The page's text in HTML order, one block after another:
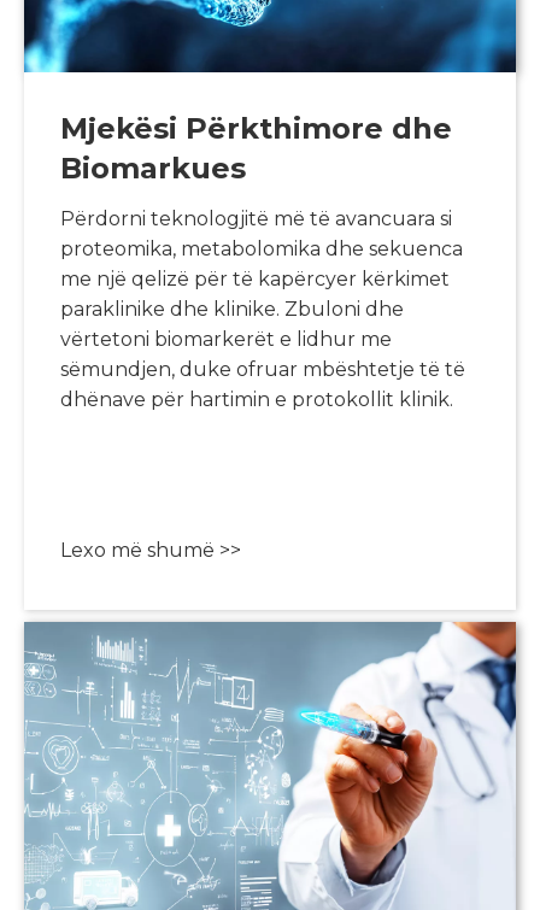
Mjekësi Përkthimore dhe
Biomarkues
Përdorni teknologjitë më të avancuara si
proteomika, metabolomika dhe sekuenca
me një qelizë për të kapërcyer kërkimet
paraklinike dhe klinike. Zbuloni dhe
vërtetoni biomarkerët e lidhur me
sëmundjen, duke ofruar mbështetje të të
dhënave për hartimin e protokollit klinik.
Lexo më shumë >>